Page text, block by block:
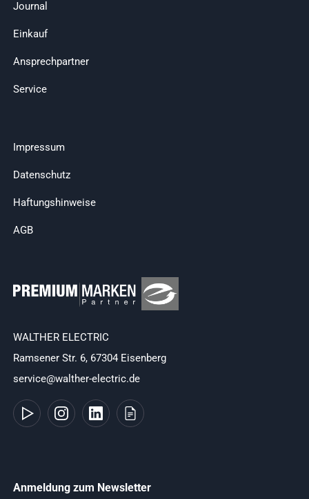
Journal
Einkauf
Ansprechpartner
Service
Impressum
Datenschutz
Haftungshinweise
AGB
WALTHER ELECTRIC
Ramsener Str. 6, 67304 Eisenberg
service@walther-electric.de
Anmeldung zum Newsletter